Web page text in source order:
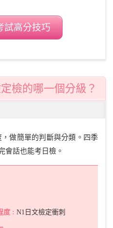
試高分技巧
檢的哪一個分級？
做簡單的判斷與分類。四季
會話也能考日檢。
N1日文檢定衝刺